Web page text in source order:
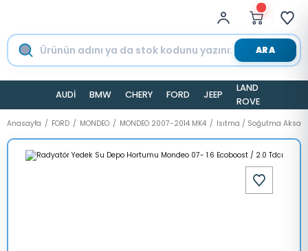
ARA
AUDİ BMW CHERY FORD JEEP
LAND
ROVER
Anasayfa FORD MONDEO MONDEO 2007-2014 MK4 Isıtma / Soğutma